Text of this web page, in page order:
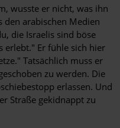
wusste er nicht, was ihn
den arabischen Medien
die Israelis sind böse
erlebt." Er fühle sich hier
Tatsächlich muss er
zu werden. Die
erlassen. Und
Straße gekidnappt zu